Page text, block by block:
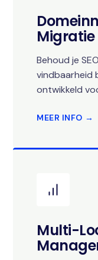
Migratie
Behoud je
vindbaarheid
ontwikkeld
MEER INFO →
Multi-